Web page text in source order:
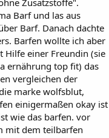
Zusatzstoffe".
Barf und las aus
Barf. Danach dachte
Barfen wollte ich aber
Hilfe einer Freundin (sie
ernährung top fit) das
vergleichen der
marke wolfsblut,
einigermaßen okay ist
wie das barfen. vor
mit dem teilbarfen